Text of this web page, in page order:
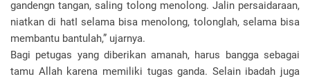
gandengn tangan, saling tolong menolong. Jalin persaidaraan,
niatkan di hatI selama bisa menolong, tolonglah, selama bisa
membantu bantulah,” ujarnya.
Bagi petugas yang diberikan amanah, harus bangga sebagai
tamu Allah karena memiliki tugas ganda. Selain ibadah juga